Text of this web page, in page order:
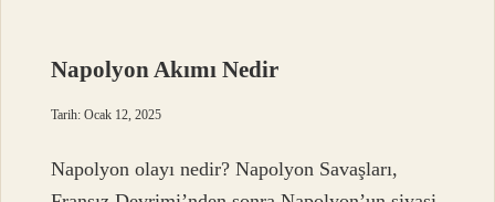
Napolyon Akımı Nedir
Tarih: Ocak 12, 2025
Napolyon olayı nedir? Napolyon Savaşları,